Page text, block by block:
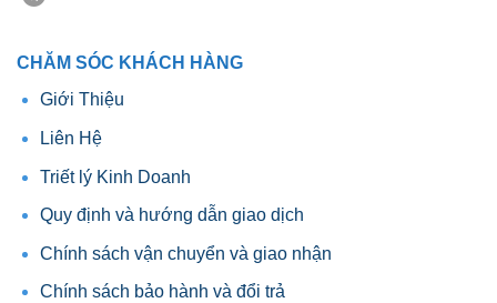
CHĂM SÓC KHÁCH HÀNG
Giới Thiệu
Liên Hệ
Triết lý Kinh Doanh
Quy định và hướng dẫn giao dịch
Chính sách vận chuyển và giao nhận
Chính sách bảo hành và đổi trả